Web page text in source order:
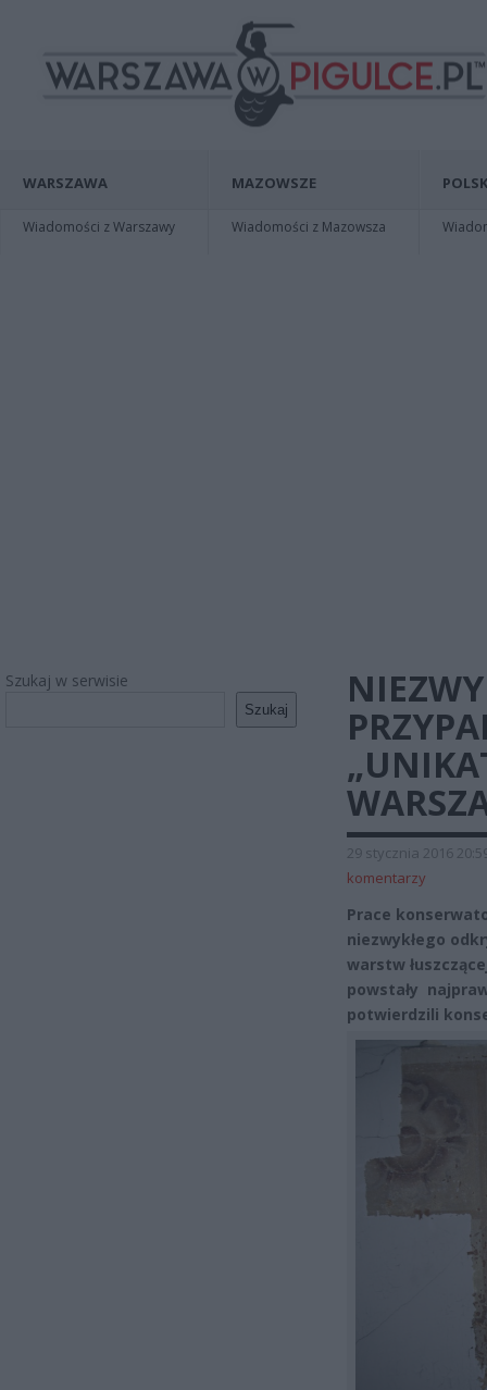
WARSZAWA
Wiadomości z Warszawy
MAZOWSZE
Wiadomości z Mazowsza
Szukaj w serwisie
Szukaj
29 stycznia 2016
komentarzy
Prace
niezwykłego
warstw
powstały
potwierdzili